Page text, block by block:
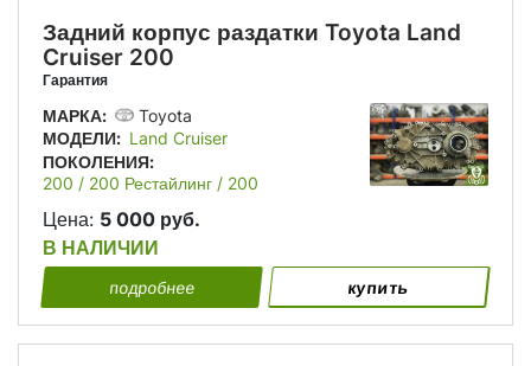
Задний корпус раздатки Toyota Land
Cruiser 200
Гарантия
МАРКА:
Toyota
МОДЕЛИ: Land Cruiser
ПОКОЛЕНИЯ:
200 / 200 Рестайлинг / 200
Рестайлинг 2
Цена: 5 000 руб.
В НАЛИЧИИ
подробнее купить